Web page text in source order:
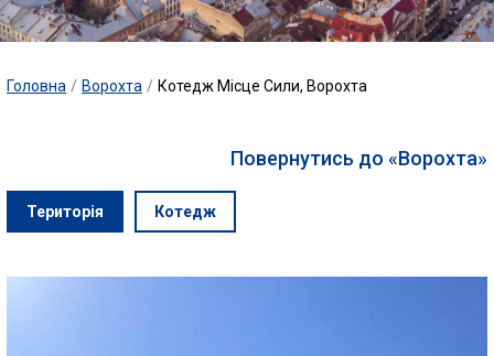
Головна / Ворохта / Котедж Місце Сили, Ворохта
Повернутись до «Ворохта»
Територія Котедж